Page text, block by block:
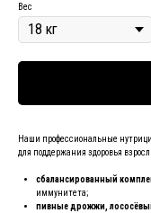
Вес
Наши профессиональные
для поддержания здоровья
сбалансированный
иммунитета;
пивные дрожжи,